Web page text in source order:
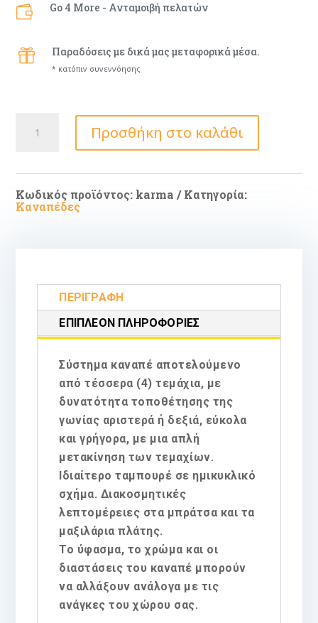
 Go 4 More - Ανταμοιβή πελατών
 Παραδόσεις με δικά μας μεταφορικά μέσα.
* κατόπιν συνεννόησης
Γωνιακός
Προσθήκη στο καλάθι
Κωδικός προϊόντος: karma
Κατηγορία:
Καναπέδες
ΠΕΡΙΓΡΑΦΉ
ΕΠΙΠΛΈΟΝ ΠΛΗΡΟΦΟΡΊΕΣ
Σύστημα καναπέ αποτελούμενο
από τέσσερα (4) τεμάχια, με
δυνατότητα τοποθέτησης της
γωνίας αριστερά ή δεξιά, εύκολα
και γρήγορα, με μια απλή
μετακίνηση των τεμαχίων.
Ιδιαίτερο ταμπουρέ σε ημικυκλικό
σχήμα. Διακοσμητικές
λεπτομέρειες στα μπράτσα και τα
μαξιλάρια πλάτης.
Το ύφασμα, το χρώμα και οι
διαστάσεις του καναπέ μπορούν
να αλλάξουν ανάλογα με τις
ανάγκες του χώρου σας.